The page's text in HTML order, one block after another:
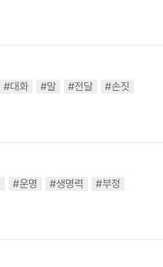
#대화 #말 #전달
#손짓
#운명 #생명력
#부정